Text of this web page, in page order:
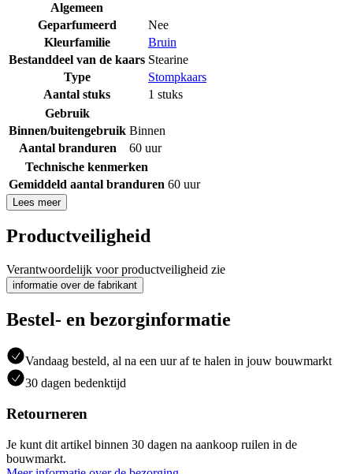
Algemeen
Geparfumeerd
Nee
Kleurfamilie
Bruin
Bestanddeel van de kaars Stearine
Type
Stompkaars
Aantal stuks
1 stuks
Gebruik
Binnen/buitengebruik Binnen
Aantal branduren
60 uur
Technische kenmerken
Gemiddeld aantal branduren 60 uur
Lees meer
Productveiligheid
Verantwoordelijk voor productveiligheid zie
informatie over de fabrikant
Bestel- en bezorginformatie
Vandaag besteld, al na een uur af te halen in jouw bouwmarkt
30 dagen bedenktijd
Retourneren
Je kunt dit artikel binnen 30 dagen na aankoop ruilen in de
bouwmarkt.